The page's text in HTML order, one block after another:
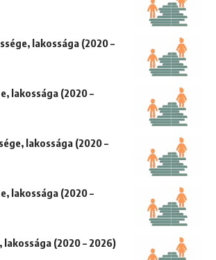
lakossága (2020 –
lakossága (2020 –
lakossága (2020 –
lakossága (2020 –
lakossága (2020 – 2026)